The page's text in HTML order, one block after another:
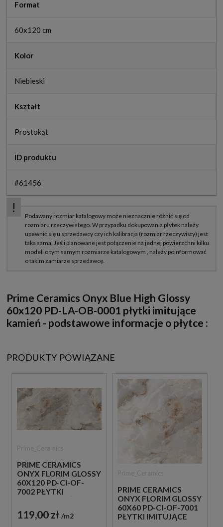
Format
60x120 cm
Kolor
Niebieski
Kształt
Prostokąt
ID produktu
#61456
Prime Ceramics Onyx Blue High Glossy
60x120 PD-LA-OB-0001 płytki imitujące
kamień - podstawowe informacje o płytce :
PRODUKTY POWIĄZANE
PRIME CERAMICS
ONYX FLORIM GLOSSY
60X120 PD-CI-OF-
7002 PŁYTKI
KAMIEŃ
119,00 zł m2
PRIME CERAMICS
ONYX FLORIM GLOSSY
60X60 PD-CI-OF-7001
PŁYTKI IMITUJĄCE